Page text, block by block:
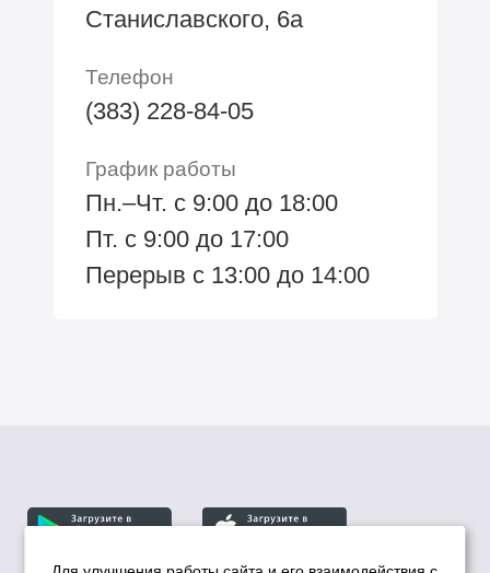
Станиславского, 6а
Телефон
(383) 228-84-05
График работы
Пн.–Чт. с 9:00 до 18:00
Пт. с 9:00 до 17:00
Перерыв с 13:00 до 14:00